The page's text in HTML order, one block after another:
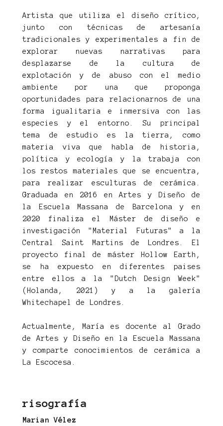
Artista que utiliza el diseño crítico,
junto con técnicas de artesanía
tradicionales y experimentales a fin de
explorar nuevas narrativas para
desplazarse de la cultura de
explotación y de abuso con el medio
ambiente por una que proponga
oportunidades para relacionarnos de una
forma igualitaria e inmersiva con las
especies y el entorno. Su principal
tema de estudio es la tierra, como
materia viva que habla de historia,
política y ecología y la trabaja con
los restos materiales que se encuentra,
para realizar esculturas de cerámica.
Graduada en 2016 en Artes y Diseño de
la Escuela Massana de Barcelona y en
2020 finaliza el Máster de diseño e
investigación "Material Futuras" a la
Central Saint Martins de Londres. El
proyecto final de máster Hollow Earth,
se ha expuesto en diferentes paises
entre ellos a la "Dutch Design Week"
(Holanda, 2021) y a la galería
Whitechapel de Londres.
Actualmente, María es docente al Grado
de Artes y Diseño en la Escuela Massana
y comparte conocimientos de cerámica a
La Escocesa.
risografía
Marian Vélez